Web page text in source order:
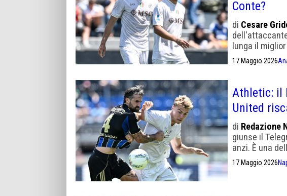
Conte?
di Cesare
lunga il
17 Maggio 2026
Athletic: il
United
di Redazione
giunse il
anzi. È una
17 Maggio 2026